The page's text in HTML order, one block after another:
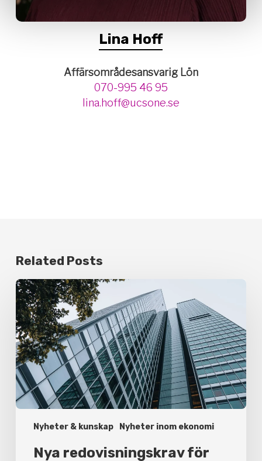
Lina Hoff
Affärsområdesansvarig Lön
070-995 46 95
lina.hoff@ucsone.se
Related Posts
Nyheter & kunskap Nyheter inom ekonomi
Nya
redovisningskrav
för
fastighetsbolag
från
2026
Nya redovisningskrav för